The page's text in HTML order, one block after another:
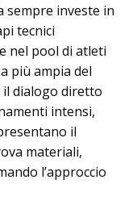
sempre investe in
tecnici
nel pool di atleti
più ampia del
dialogo diretto
intensi,
il
materiali,
l’approccio